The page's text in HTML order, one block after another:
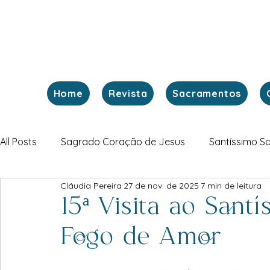
Home Revista Sacramentos
All Posts Sagrado Coração de Jesus Santíssimo
Fim dos Tempos Revelações à vidente Luz de Maria
Igreja Doméstica Mistérios Gozosos do Rosário
15ª Visita ao
Fogo de Amor
Cláudia Pereira 27 de nov. de 2025 7 min de leitura